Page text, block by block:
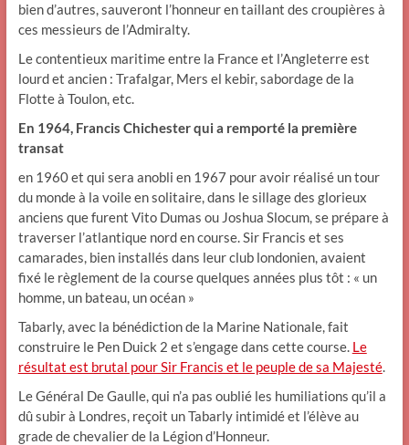
bien d’autres, sauveront l’honneur en taillant des croupières à
ces messieurs de l’Admiralty.
Le contentieux maritime entre la France et l’Angleterre est
lourd et ancien : Trafalgar, Mers el kebir, sabordage de la
Flotte à Toulon, etc.
En 1964, Francis Chichester qui a remporté la première
transat
en 1960 et qui sera anobli en 1967 pour avoir réalisé un tour
du monde à la voile en solitaire, dans le sillage des glorieux
anciens que furent Vito Dumas ou Joshua Slocum, se prépare à
traverser l’atlantique nord en course. Sir Francis et ses
camarades, bien installés dans leur club londonien, avaient
fixé le règlement de la course quelques années plus tôt : « un
homme, un bateau, un océan »
Tabarly, avec la bénédiction de la Marine Nationale, fait
construire le Pen Duick 2 et s’engage dans cette course. Le
résultat est brutal pour Sir Francis et le peuple de sa Majesté.
Le Général De Gaulle, qui n’a pas oublié les humiliations qu’il a
dû subir à Londres, reçoit un Tabarly intimidé et l’élève au
grade de chevalier de la Légion d’Honneur.